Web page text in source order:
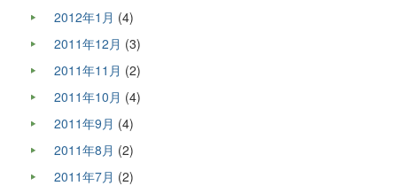
2012年1月 (4)
2011年12月 (3)
2011年11月 (2)
2011年10月 (4)
2011年9月 (4)
2011年8月 (2)
2011年7月 (2)